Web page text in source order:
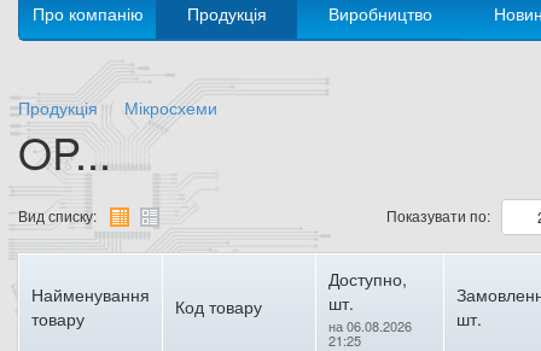
Про компанію Продукція Виробництво
Продукція Мікросхеми
OP...
Вид списку: Показувати по:
Найменування
товару
Код товару
Доступно,
шт.
на 06.08.2026
21:25
шт.